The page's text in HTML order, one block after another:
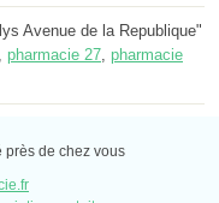
Avenue de la Republique"
, pharmacie 27, pharmacie
près de chez vous